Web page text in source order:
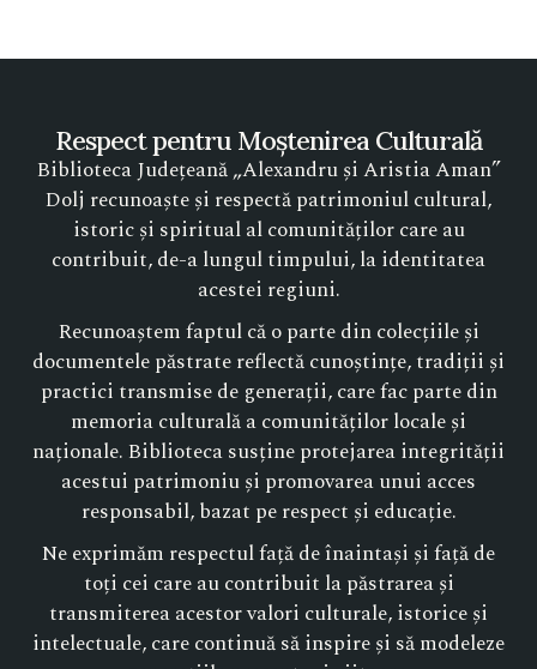
Respect pentru Moștenirea Culturală
Biblioteca Județeană „Alexandru și Aristia Aman”
Dolj recunoaște și respectă patrimoniul cultural,
istoric și spiritual al comunităților care au
contribuit, de-a lungul timpului, la identitatea
acestei regiuni.
Recunoaștem faptul că o parte din colecțiile și
documentele păstrate reflectă cunoștințe, tradiții și
practici transmise de generații, care fac parte din
memoria culturală a comunităților locale și
naționale. Biblioteca susține protejarea integrității
acestui patrimoniu și promovarea unui acces
responsabil, bazat pe respect și educație.
Ne exprimăm respectul față de înaintași și față de
toți cei care au contribuit la păstrarea și
transmiterea acestor valori culturale, istorice și
intelectuale, care continuă să inspire și să modeleze